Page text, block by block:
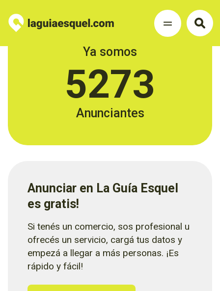
Ya somos
5273
Anunciantes
Anunciar en La Guía Esquel
es gratis!
Si tenés un comercio, sos profesional u
ofrecés un servicio, cargá tus datos y
empezá a llegar a más personas. ¡Es
rápido y fácil!